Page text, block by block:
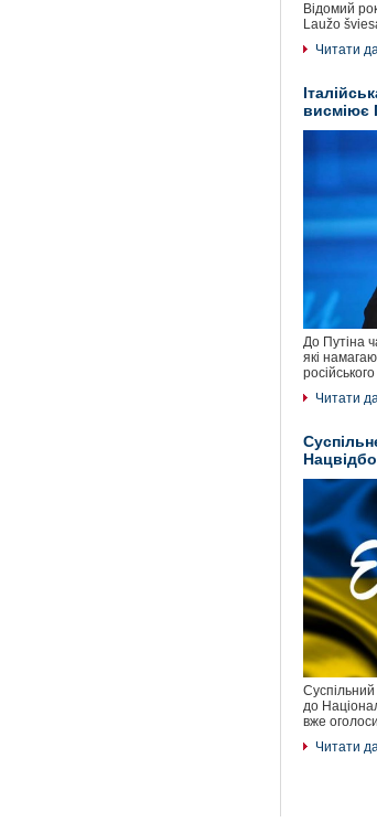
Відомий
Laužo
Читати
висміює
До Путіна
які
Читати
до
вже
Читати